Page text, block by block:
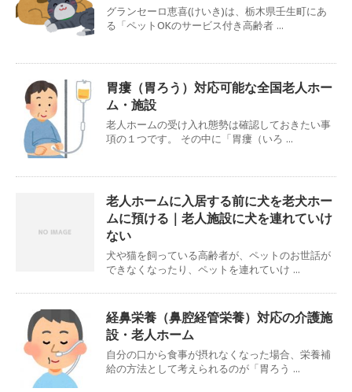
グランセーロ恵喜(けいき)は、栃木県壬生町にあ
る「ペットOKのサービス付き高齢者 ...
胃瘻（胃ろう）対応可能な全国老人ホー
ム・施設
老人ホームの受け入れ態勢は確認しておきたい事
項の１つです。 その中に「胃瘻（いろ ...
老人ホームに入居する前に犬を老犬ホー
ムに預ける｜老人施設に犬を連れていけ
ない
犬や猫を飼っている高齢者が、ペットのお世話が
できなくなったり、ペットを連れていけ ...
経鼻栄養（鼻腔経管栄養）対応の介護施
設・老人ホーム
自分の口から食事が摂れなくなった場合、栄養補
給の方法として考えられるのが「胃ろう ...